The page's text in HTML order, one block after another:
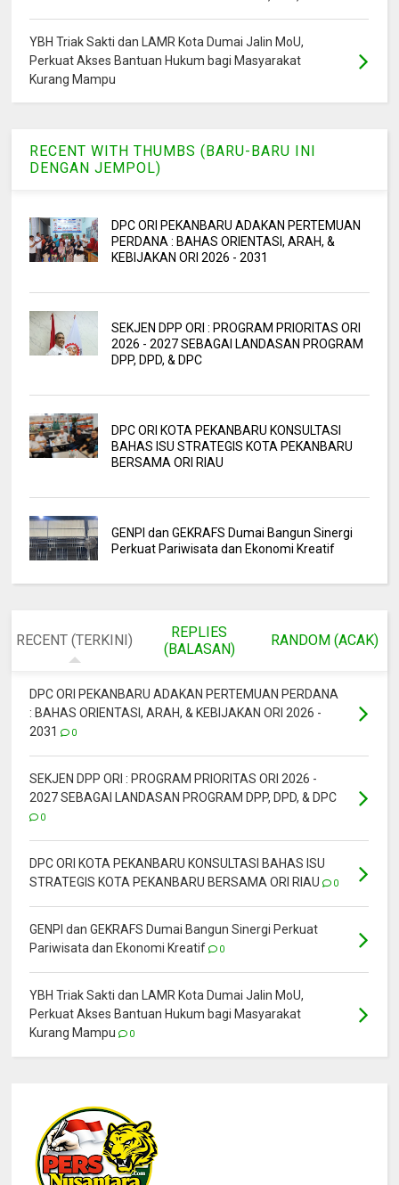
YBH Triak Sakti dan LAMR Kota Dumai Jalin MoU,
Perkuat Akses Bantuan Hukum bagi Masyarakat
Kurang Mampu
RECENT WITH THUMBS (BARU-BARU INI
DENGAN JEMPOL)
DPC ORI PEKANBARU ADAKAN PERTEMUAN
PERDANA : BAHAS ORIENTASI, ARAH, &
KEBIJAKAN ORI 2026 - 2031
SEKJEN DPP ORI : PROGRAM PRIORITAS ORI
2026 - 2027 SEBAGAI LANDASAN PROGRAM
DPP, DPD, & DPC
DPC ORI KOTA PEKANBARU KONSULTASI
BAHAS ISU STRATEGIS KOTA PEKANBARU
BERSAMA ORI RIAU
GENPI dan GEKRAFS Dumai Bangun Sinergi
Perkuat Pariwisata dan Ekonomi Kreatif
RECENT (TERKINI)
REPLIES
(BALASAN)
RANDOM (ACAK)
DPC ORI PEKANBARU ADAKAN PERTEMUAN PERDANA
: BAHAS ORIENTASI, ARAH, & KEBIJAKAN ORI 2026 -
2031
0
SEKJEN DPP ORI : PROGRAM PRIORITAS ORI 2026 -
2027 SEBAGAI LANDASAN PROGRAM DPP, DPD, & DPC
0
DPC ORI KOTA PEKANBARU KONSULTASI BAHAS ISU
STRATEGIS KOTA PEKANBARU BERSAMA ORI RIAU
0
GENPI dan GEKRAFS Dumai Bangun Sinergi Perkuat
Pariwisata dan Ekonomi Kreatif
0
YBH Triak Sakti dan LAMR Kota Dumai Jalin MoU,
Perkuat Akses Bantuan Hukum bagi Masyarakat
Kurang Mampu
0